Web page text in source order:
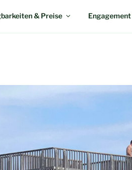
& Preise Engagement